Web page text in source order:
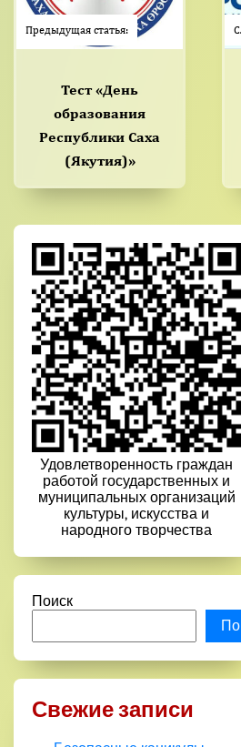
Предыдущая статья:
Тест «День
образования
Республики Саха
(Якутия)»
Удовлетворенность граждан
работой государственных и
муниципальных организаций
культуры, искусства и
народного творчества
Поиск
Свежие записи